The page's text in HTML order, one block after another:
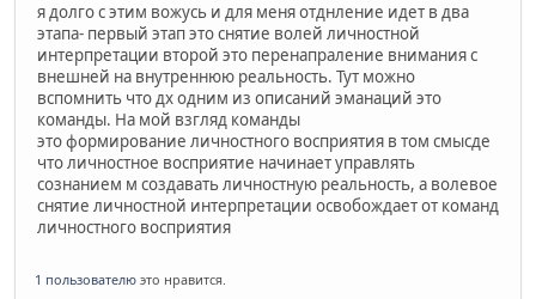
я долго с этим вожусь и для меня отднление идет в два
этапа- первый этап это снятие волей личностной
интерпретации второй это перенапраление внимания с
внешней на внутреннюю реальность. Тут можно
вспомнить что дх одним из описаний эманаций это
команды. На мой взгляд команды
это формирование личностного восприятия в том смысде
что личностное восприятие начинает управлять
сознанием м создавать личностную реальность, а волевое
снятие личностной интерпретации освобождает от команд
личностного восприятия
1 пользователю это нравится.